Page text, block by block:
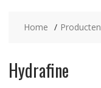
Home Producten
Hydrafine